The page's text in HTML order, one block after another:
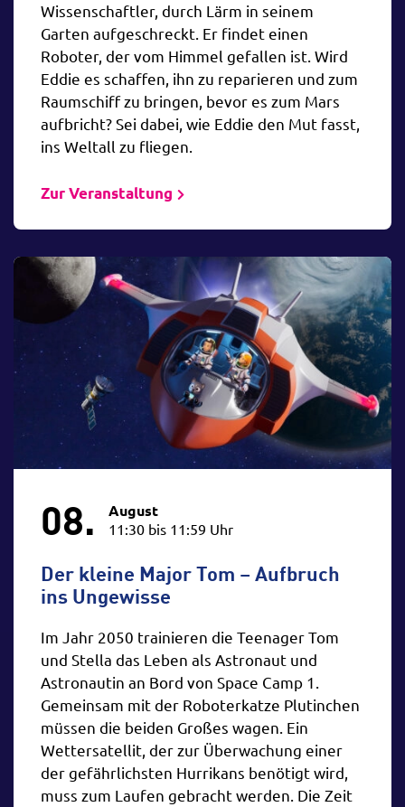
Zeitpunkt
vormittags nachmittags abends
Wissenschaftler, durch Lärm in seinem
Garten aufgeschreckt. Er findet einen
Roboter, der vom Himmel gefallen ist. Wird
Eddie es schaffen, ihn zu reparieren und zum
Raumschiff zu bringen, bevor es zum Mars
aufbricht? Sei dabei, wie Eddie den Mut fasst,
ins Weltall zu fliegen.
Zur Veranstaltung
08. August
11:30 bis 11:59 Uhr
Der kleine Major Tom – Aufbruch
ins Ungewisse
Im Jahr 2050 trainieren die Teenager Tom
und Stella das Leben als Astronaut und
Astronautin an Bord von Space Camp 1.
Gemeinsam mit der Roboterkatze Plutinchen
müssen die beiden Großes wagen. Ein
Wettersatellit, der zur Überwachung einer
der gefährlichsten Hurrikans benötigt wird,
muss zum Laufen gebracht werden. Die Zeit